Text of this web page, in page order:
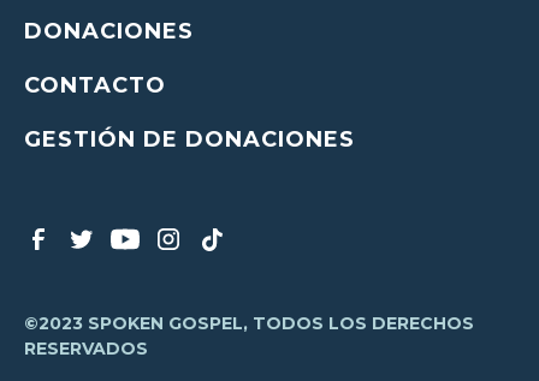
DONACIONES
CONTACTO
GESTIÓN DE DONACIONES
©2023 SPOKEN GOSPEL, TODOS LOS DERECHOS
RESERVADOS